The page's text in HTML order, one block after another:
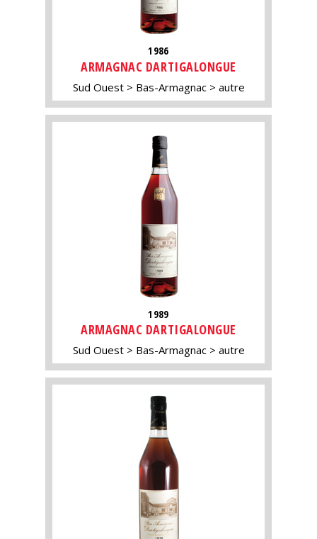
1986
ARMAGNAC DARTIGALONGUE
Sud Ouest Bas-Armagnac autre
1989
ARMAGNAC DARTIGALONGUE
Sud Ouest Bas-Armagnac autre